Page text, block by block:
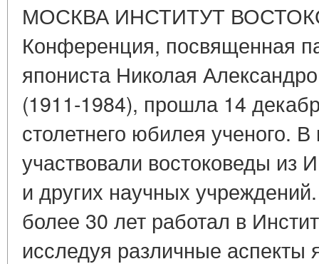
МОСКВА ИНСТИТУТ
Конференция, посвященная
япониста Николая
(1911-1984), прошла 14
столетнего юбилея ученого.
участвовали востоковеды
и других научных
более 30 лет работал в
исследуя различные аспекты